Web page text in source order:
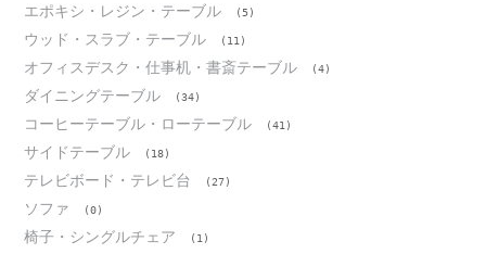
エポキシ・レジン・テーブル (5)
ウッド・スラブ・テーブル (11)
オフィスデスク・仕事机・書斎テーブル (4)
ダイニングテーブル (34)
コーヒーテーブル・ローテーブル (41)
サイドテーブル (18)
テレビボード・テレビ台 (27)
ソファ (0)
椅子・シングルチェア (1)